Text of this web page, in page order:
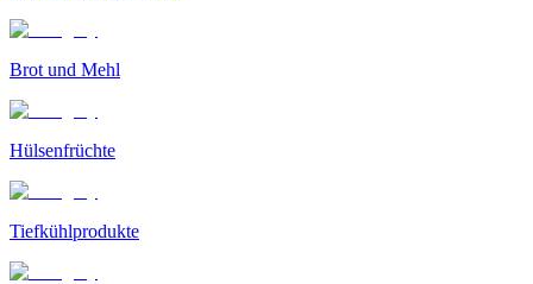
Brot und Mehl
Hülsenfrüchte
Tiefkühlprodukte